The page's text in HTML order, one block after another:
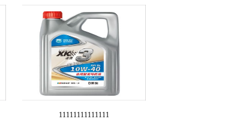
11111111111111